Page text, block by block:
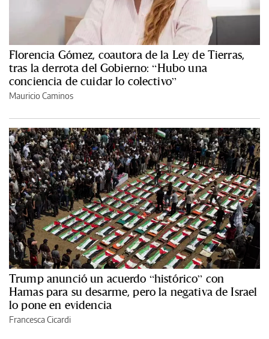
Florencia Gómez, coautora de la Ley de Tierras,
tras la derrota del Gobierno: “Hubo una
conciencia de cuidar lo colectivo”
Mauricio Caminos
Trump anunció un acuerdo “histórico” con
Hamas para su desarme, pero la negativa de Israel
lo pone en evidencia
Francesca Cicardi